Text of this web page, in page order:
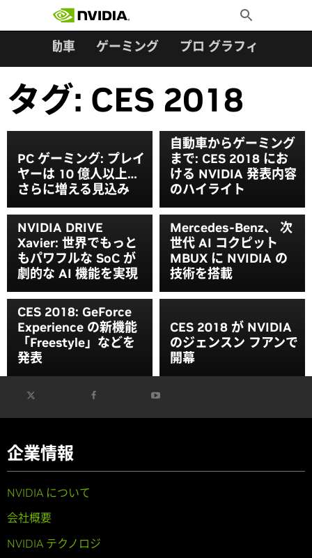
Toggle
Search
自動車 ゲーミング プロ グラフィックス
タグ: CES 2018
PC ゲーミング: プレイ
ヤーは 10 億人以上…
さらに増える見込み
自動車からゲーミング
まで: CES 2018 にお
ける NVIDIA 発表内容
のハイライト
NVIDIA DRIVE
Xavier: 世界でもっと
もパワフルな SoC が
劇的な AI 機能を実現
Mercedes-Benz、 次
世代 AI コクピット
MBUX に NVIDIA の
技術を搭載
CES 2018: GeForce
Experience の新機能
「Freestyle」などを
発表
CES 2018 が NVIDIA
のジェンスン フアンで
開幕
企業情報
NVIDIA について
会社概要
NVIDIA テクノロジ